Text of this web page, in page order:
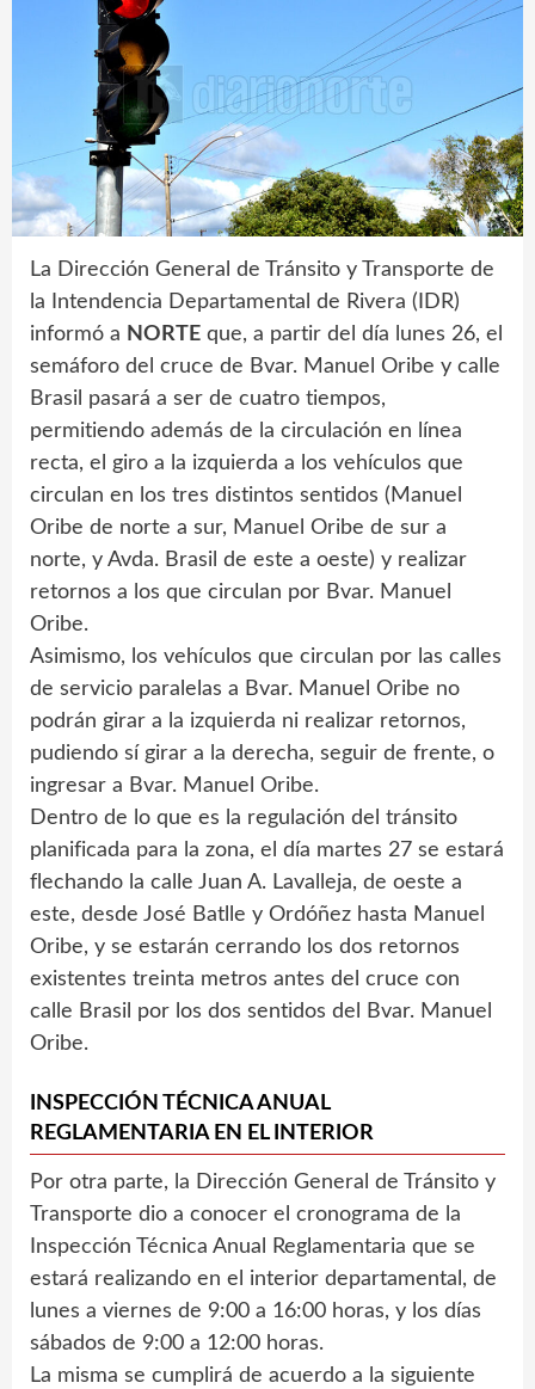
La Dirección General de Tránsito y Transporte de
la Intendencia Departamental de Rivera (IDR)
informó a NORTE que, a partir del día lunes 26, el
semáforo del cruce de Bvar. Manuel Oribe y calle
Brasil pasará a ser de cuatro tiempos,
permitiendo además de la circulación en línea
recta, el giro a la izquierda a los vehículos que
circulan en los tres distintos sentidos (Manuel
Oribe de norte a sur, Manuel Oribe de sur a
norte, y Avda. Brasil de este a oeste) y realizar
retornos a los que circulan por Bvar. Manuel
Oribe.
Asimismo, los vehículos que circulan por las calles
de servicio paralelas a Bvar. Manuel Oribe no
podrán girar a la izquierda ni realizar retornos,
pudiendo sí girar a la derecha, seguir de frente, o
ingresar a Bvar. Manuel Oribe.
Dentro de lo que es la regulación del tránsito
planificada para la zona, el día martes 27 se estará
flechando la calle Juan A. Lavalleja, de oeste a
este, desde José Batlle y Ordóñez hasta Manuel
Oribe, y se estarán cerrando los dos retornos
existentes treinta metros antes del cruce con
calle Brasil por los dos sentidos del Bvar. Manuel
Oribe.
INSPECCIÓN TÉCNICA ANUAL
REGLAMENTARIA EN EL INTERIOR
Por otra parte, la Dirección General de Tránsito y
Transporte dio a conocer el cronograma de la
Inspección Técnica Anual Reglamentaria que se
estará realizando en el interior departamental, de
lunes a viernes de 9:00 a 16:00 horas, y los días
sábados de 9:00 a 12:00 horas.
La misma se cumplirá de acuerdo a la siguiente